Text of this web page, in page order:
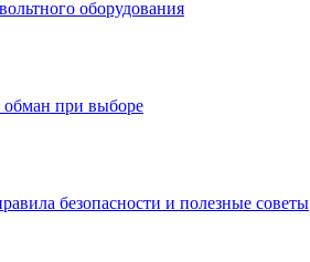
оборудования
обман при выборе
безопасности и полезные советы